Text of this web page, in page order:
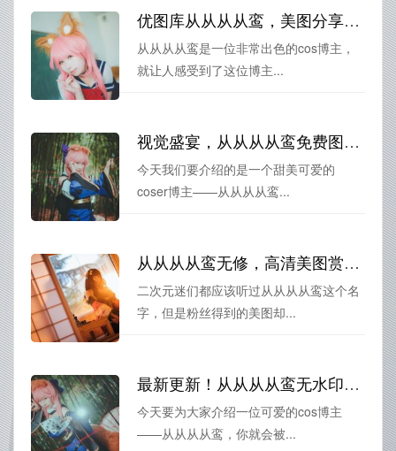
优图库从从从从鸾，美图分享欣赏。
从从从从鸾是一位非常出色的cos博主，
就让人感受到了这位博主...
视觉盛宴，从从从从鸾免费图集下载摄影之美。
今天我们要介绍的是一个甜美可爱的
coser博主——从从从从鸾...
从从从从鸾无修，高清美图赏心悦目
二次元迷们都应该听过从从从从鸾这个名
字，但是粉丝得到的美图却...
最新更新！从从从从鸾无水印的图片分享，让你感受不一样的美丽风景
今天要为大家介绍一位可爱的cos博主
——从从从从鸾，你就会被...